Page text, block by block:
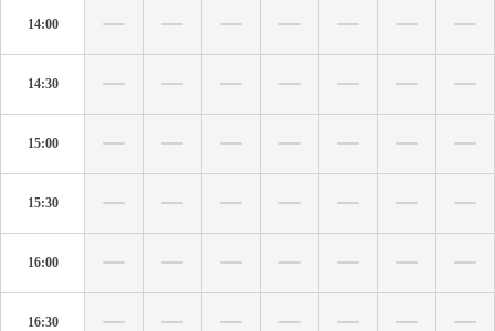
14:00
14:30
15:00
15:30
16:00
16:30